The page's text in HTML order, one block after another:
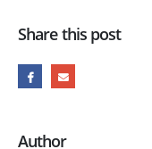
Share this post
Author